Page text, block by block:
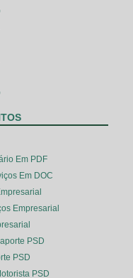
Em PDF
Em DOC
Empresarial
PSD
PSD
PSD